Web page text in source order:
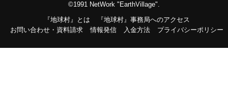
©1991 NetWork "EarthVillage".
『地球村』とは
『地球村』事務局へのアクセス
お問い合わせ・資料請求
情報発信 入金方法 プライバシーポリシー